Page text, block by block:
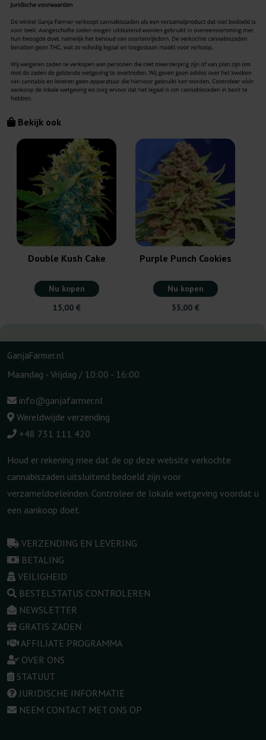
Bekijk ook
Double Kush Cake
Nu kopen
15,00 €
Purple Punch Cookies
Nu kopen
33,00 €
GanjaFarmer.nl
Maandag - Vrijdag / 10:00 - 16:00
info@ganjafarmer.nl
Wereldwijde verzending
+48 731 111 420
Houd er rekening mee dat de op deze website verkochte
cannabiszaden uitsluitend bedoeld zijn voor
verzameldoeleinden. Controleer de lokale wetgeving voordat u
een aankoop doet.
VERZENDING EN LEVERING
BETALING
VEILIGHEID
BESTELSTATUS CONTROLEREN
NEWSLETTER
GRATIS ZADEN
AFFILIATE PROGRAMMA
OVER ONS
STATUUT
JURIDISCHE INFORMATIE
NEEM CONTACT MET ONS OP